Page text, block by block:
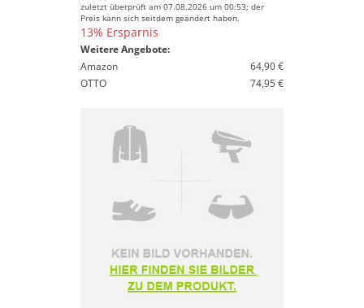
zuletzt überprüft am 07.08.2026 um 00:53; der
Preis kann sich seitdem geändert haben.
13% Ersparnis
Weitere Angebote:
Amazon
64,90 €
OTTO
74,95 €